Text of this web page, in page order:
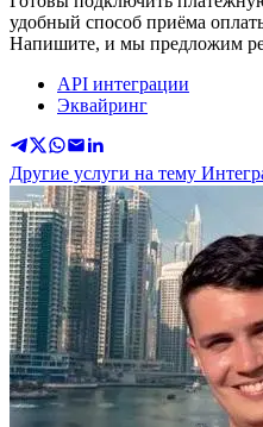
удобный способ приёма
Напишите, и мы предложим
API интеграции
Эквайринг
Другие услуги на тему